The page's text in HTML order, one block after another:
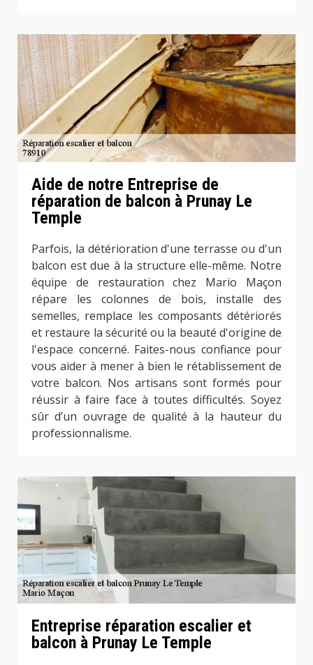
Aide de notre Entreprise de
réparation de balcon à Prunay Le
Temple
Parfois, la détérioration d'une terrasse ou d'un
balcon est due à la structure elle-même. Notre
équipe de restauration chez Mario Maçon
répare les colonnes de bois, installe des
semelles, remplace les composants détériorés
et restaure la sécurité ou la beauté d'origine de
l'espace concerné. Faites-nous confiance pour
vous aider à mener à bien le rétablissement de
votre balcon. Nos artisans sont formés pour
réussir à faire face à toutes difficultés. Soyez
sûr d’un ouvrage de qualité à la hauteur du
professionnalisme.
Entreprise réparation escalier et
balcon à Prunay Le Temple